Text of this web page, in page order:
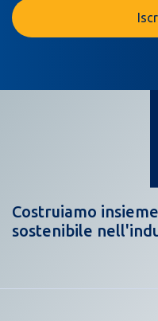
Costruiamo
sostenibile